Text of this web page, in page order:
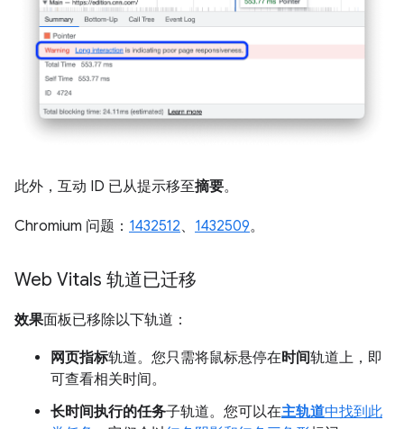
此外，互动 ID 已从提示移至摘要。
Chromium 问题： 1432512、 1432509。
Web Vitals 轨道已迁移
效果面板已移除以下轨道：
网页指标轨道。您只需将鼠标悬停在时间轨道上，即
可查看相关时间。
长时间执行的任务子轨道。您可以在主轨道中找到此